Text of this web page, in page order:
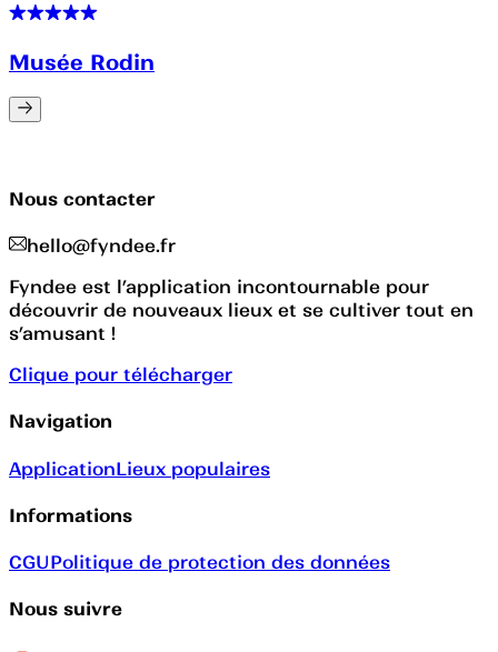
Musée Rodin
Nous contacter
hello@fyndee.fr
Fyndee est l’application incontournable pour
découvrir de nouveaux lieux et se cultiver tout en
s’amusant !
Clique pour télécharger
Navigation
ApplicationLieux populaires
Informations
CGUPolitique de protection des données
Nous suivre